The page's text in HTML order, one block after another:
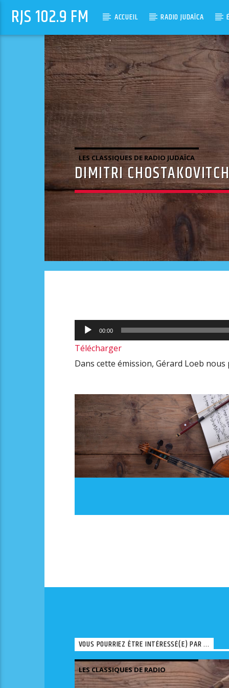
RJS 102.9 FM ACCUEIL RADIO JUDAÏCA
LES CLASSIQUES DE RADIO JUDAÏCA
DIMITRI
Lecteur
audio
00:00
Télécharger
Dans cette émission, Gérard Loeb
VOUS POURRIEZ ÊTRE INTÉRESSÉ(E) PAR ...
LES CLASSIQUES DE RADIO
JUDAÏCA